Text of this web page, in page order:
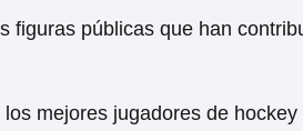
figuras públicas que han
mejores jugadores de